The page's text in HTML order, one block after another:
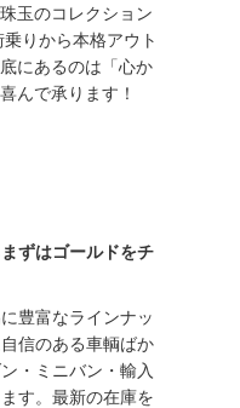
玉のコレクション
りから本格アウト
にあるのは「心か
んで承ります！
ずはゴールドをチ
豊富なラインナッ
信のある車輌ばか
・ミニバン・輸入
す。最新の在庫を